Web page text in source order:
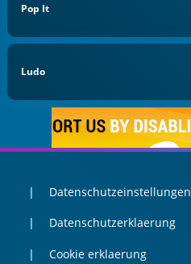
Pop It
Ludo
Datenschutzeinstellungen
Datenschutzerklaerung
Cookie erklaerung